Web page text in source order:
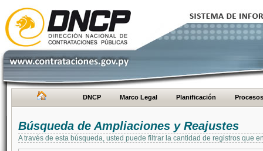
DNCP Marco Legal Planificación Procesos
Búsqueda de Ampliaciones y Reajustes
A través de esta búsqueda, usted puede filtrar la cantidad de registros que